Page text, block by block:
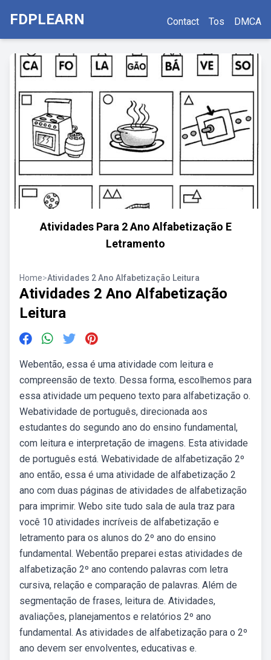
FDPLEARN Contact Tos DMCA
Atividades Para 2 Ano Alfabetização E
Letramento
Home>Atividades 2 Ano Alfabetização Leitura
Atividades 2 Ano Alfabetização
Leitura
Webentão, essa é uma atividade com leitura e
compreensão de texto. Dessa forma, escolhemos para
essa atividade um pequeno texto para alfabetização o.
Webatividade de português, direcionada aos
estudantes do segundo ano do ensino fundamental,
com leitura e interpretação de imagens. Esta atividade
de português está. Webatividade de alfabetização 2º
ano então, essa é uma atividade de alfabetização 2
ano com duas páginas de atividades de alfabetização
para imprimir. Webo site tudo sala de aula traz para
você 10 atividades incríveis de alfabetização e
letramento para os alunos do 2º ano do ensino
fundamental. Webentão preparei estas atividades de
alfabetização 2º ano contendo palavras com letra
cursiva, relação e comparação de palavras. Além de
segmentação de frases, leitura de. Atividades,
avaliações, planejamentos e relatórios 2º ano
fundamental. As atividades de alfabetização para o 2º
ano devem ser envolventes, educativas e.